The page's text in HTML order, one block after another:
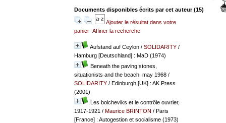
Documents disponibles écrits par cet auteur (15)
Ajouter le résultat dans votre
panier Affiner la recherche
Aufstand auf Ceylon/ SOLIDARITY/
Hamburg [Deutschland] : MaD (1974)
Beneath the paving stones,
situationists and the beach, may 1968/
SOLIDARITY/ Edinburgh [UK] : AK Press
(2001)
Les bolcheviks et le contrôle ouvrier,
1917-1921 / Maurice BRINTON / Paris
[France] : Autogestion et socialisme (1973)